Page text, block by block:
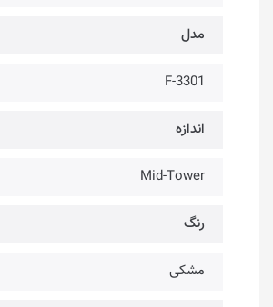
مدل
F-3301
اندازه
Mid-Tower
رنگ
مشکی